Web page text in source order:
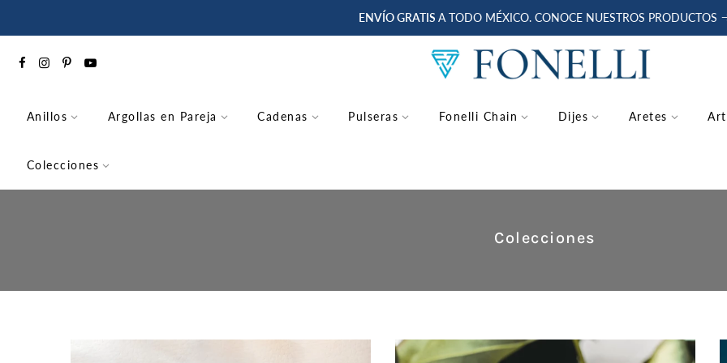
ENVÍO GRATIS A TODO MÉXICO. CONOCE NUESTROS PRODUCTOS
Anillos Argollas en Pareja Cadenas Pulseras Fonelli Chain Dijes Aretes
Colecciones
Colecciones